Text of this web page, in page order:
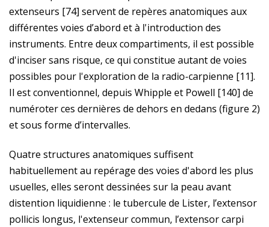
extenseurs [74] servent de repères anatomiques aux
différentes voies d’abord et à l'introduction des
instruments. Entre deux compartiments, il est possible
d'inciser sans risque, ce qui constitue autant de voies
possibles pour l'exploration de la radio-carpienne [11].
Il est conventionnel, depuis Whipple et Powell [140] de
numéroter ces dernières de dehors en dedans (figure 2)
et sous forme d’intervalles.
Quatre structures anatomiques suffisent
habituellement au repérage des voies d'abord les plus
usuelles, elles seront dessinées sur la peau avant
distention liquidienne : le tubercule de Lister, l’extensor
pollicis longus, l'extenseur commun, l’extensor carpi